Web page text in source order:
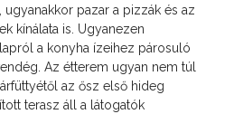
pazar a pizzák és az
kínálata is. Ugyanezen
a konyha ízeihez párosuló
Az étterem ugyan nem túl
az ősz első hideg
terasz áll a látogatók